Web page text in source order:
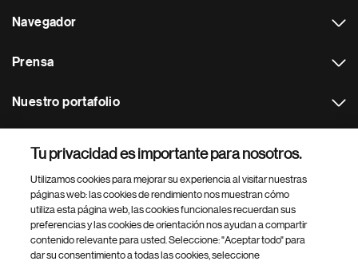
Navegador
Prensa
Nuestro portafolio
Footer Site Search
Tu privacidad es importante para nosotros.
Utilizamos cookies para mejorar su experiencia al visitar nuestras
páginas web: las cookies de rendimiento nos muestran cómo
utiliza esta página web, las cookies funcionales recuerdan sus
preferencias y las cookies de orientación nos ayudan a compartir
contenido relevante para usted. Seleccione: "Aceptar todo" para
dar su consentimiento a todas las cookies, seleccione